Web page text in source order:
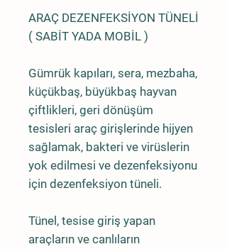
ARAÇ DEZENFEKSİYON TÜNELİ
( SABİT YADA MOBİL )
Gümrük kapıları, sera, mezbaha,
küçükbaş, büyükbaş hayvan
çiftlikleri, geri dönüşüm
tesisleri araç girişlerinde hijyen
sağlamak, bakteri ve virüslerin
yok edilmesi ve dezenfeksiyonu
için dezenfeksiyon tüneli.
Tünel, tesise giriş yapan
araçların ve canlıların